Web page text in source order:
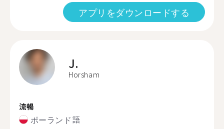
アプリをダウンロードする
J.
Horsham
流暢
ポーランド語